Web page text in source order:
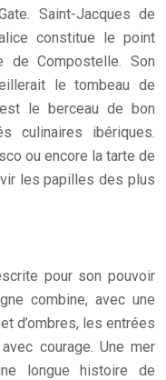
Saint-Jacques de
constitue le point
de Compostelle. Son
le tombeau de
est le berceau de bon
culinaires ibériques.
ou encore la tarte de
les papilles des plus
pour son pouvoir
combine, avec une
d’ombres, les entrées
courage. Une mer
longue histoire de